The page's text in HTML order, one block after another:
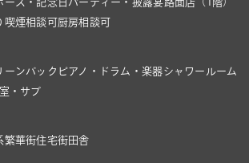
ーズ・記念日 パーティー・披露宴路面店（1階）
喫煙相談可 厨房相談可
ーンバック ピアノ・ドラム・楽器シャワールーム
・サブ
繁華街住宅街田舎